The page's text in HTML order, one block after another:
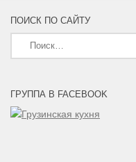
ПОИСК ПО САЙТУ
Найти:
ГРУППА В FACEBOOK